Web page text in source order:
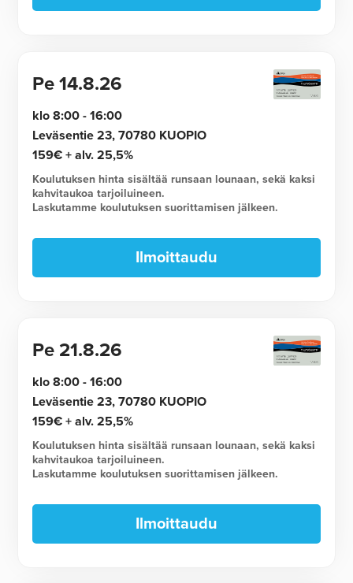
Pe 14.8.26
klo 8:00 - 16:00
Leväsentie 23, 70780 KUOPIO
159€ + alv. 25,5%
Koulutuksen hinta sisältää runsaan lounaan, sekä kaksi
kahvitaukoa tarjoiluineen.
Laskutamme koulutuksen suorittamisen jälkeen.
Ilmoittaudu
Pe 21.8.26
klo 8:00 - 16:00
Leväsentie 23, 70780 KUOPIO
159€ + alv. 25,5%
Koulutuksen hinta sisältää runsaan lounaan, sekä kaksi
kahvitaukoa tarjoiluineen.
Laskutamme koulutuksen suorittamisen jälkeen.
Ilmoittaudu